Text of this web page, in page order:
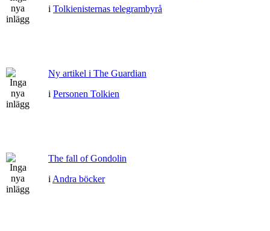
i Tolkienisternas telegrambyrå
Ny artikel i The Guardian
i Personen Tolkien
The fall of Gondolin
i Andra böcker